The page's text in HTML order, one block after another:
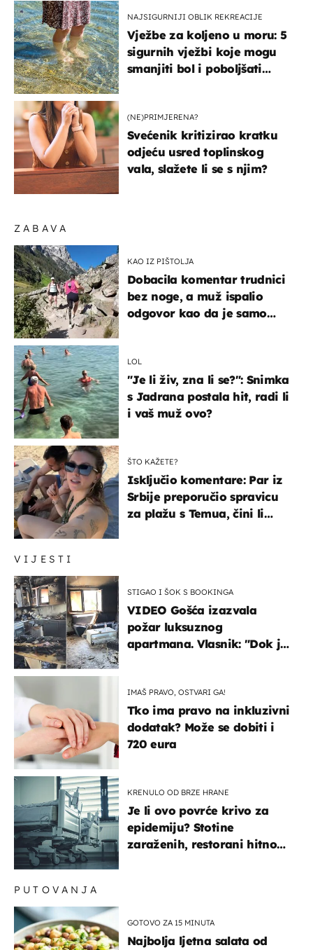
VIJESTI
STIGAO I ŠOK S BOOKINGA
VIDEO Gošća izazvala
požar luksuznog
apartmana. Vlasnik: "Dok je
IMAŠ PRAVO, OSTVARI GA!
Tko ima pravo na inkluzivni
dodatak? Može se dobiti i
720 eura
KRENULO OD BRZE HRANE
Je li ovo povrće krivo za
epidemiju? Stotine
zaraženih, restorani hitno
ZABAVA
KAO IZ PIŠTOLJA
Dobacila komentar trudnici
bez noge, a muž ispalio
odgovor kao da je samo
LOL
"Je li živ, zna li se?": Snimka
s Jadrana postala hit, radi li
i vaš muž ovo?
ŠTO KAŽETE?
Isključio komentare: Par iz
Srbije preporučio spravicu
za plažu s Temua, čini li
PUTOVANJA
GOTOVO ZA 15 MINUTA
Najbolja ljetna salata od
NAJSIGURNIJI OBLIK REKREACIJE
Vježbe za koljeno u moru: 5
sigurnih vježbi koje mogu
smanjiti bol i poboljšati
(NE)PRIMJERENA?
Svećenik kritizirao kratku
odjeću usred toplinskog
vala, slažete li se s njim?